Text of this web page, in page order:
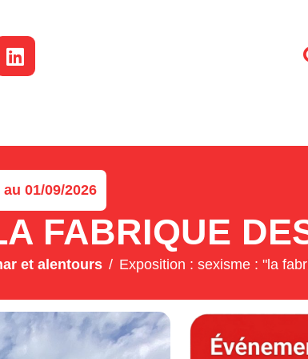
01/09/2026
FABRIQUE
et alentours Exposition : sexisme : "la